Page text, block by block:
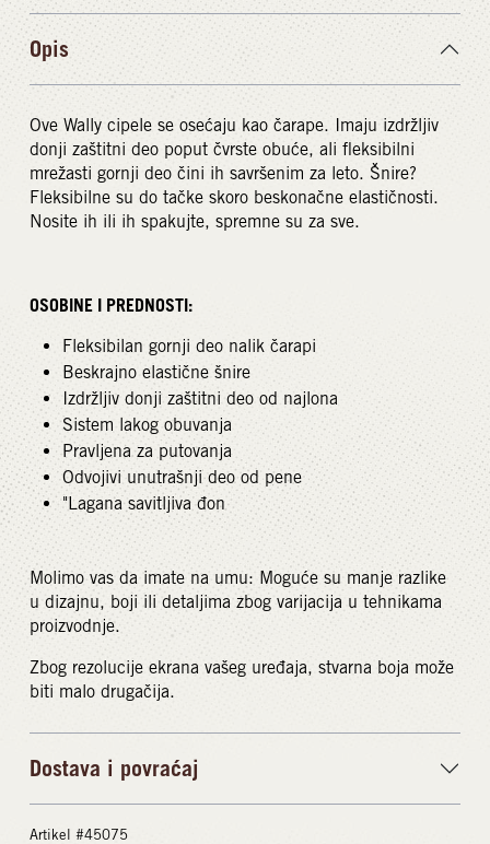
Opis
Ove Wally cipele se osećaju kao čarape. Imaju izdržljiv
donji zaštitni deo poput čvrste obuće, ali fleksibilni
mrežasti gornji deo čini ih savršenim za leto. Šnire?
Fleksibilne su do tačke skoro beskonačne elastičnosti.
Nosite ih ili ih spakujte, spremne su za sve.
OSOBINE I PREDNOSTI:
Fleksibilan gornji deo nalik čarapi
Beskrajno elastične šnire
Izdržljiv donji zaštitni deo od najlona
Sistem lakog obuvanja
Pravljena za putovanja
Odvojivi unutrašnji deo od pene
"Lagana savitljiva đon
Molimo vas da imate na umu: Moguće su manje razlike
u dizajnu, boji ili detaljima zbog varijacija u tehnikama
proizvodnje.
Zbog rezolucije ekrana vašeg uređaja, stvarna boja može
biti malo drugačija.
Dostava i povraćaj
Artikel #45075